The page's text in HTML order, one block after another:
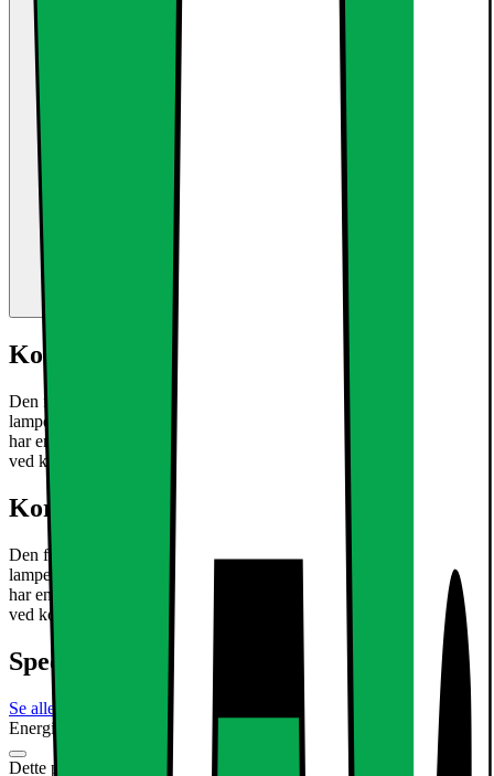
Kort om produktet
Den forsænkede lys LED med 12W er en ultra-tynd loftsplade
lamper af typen SMD 2835. Den eksisterende aluminium Armaturet
har en hvid, subtil montering. Perfekt til en stilfuld accent dit hjem
ved kold hvid glødende lyse pletter.
Læs mere om produktet
Kort om produktet
Den forsænkede lys LED med 12W er en ultra-tynd loftsplade
lamper af typen SMD 2835. Den eksisterende aluminium Armaturet
har en hvid, subtil montering. Perfekt til en stilfuld accent dit hjem
ved kold hvid glødende lyse pletter.
Læs mere om produktet
Specifikationer
Se alle specifikationer
Energimærkning
Produktdatablad
Dette produkt er ikke tilgængeligt